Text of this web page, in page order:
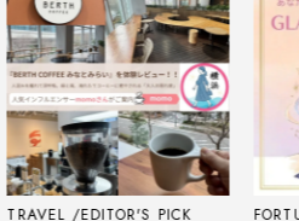
EDITOR'S PICK FORTUNE